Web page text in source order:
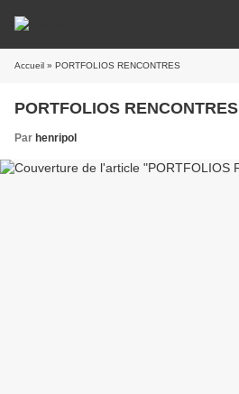
Accueil » PORTFOLIOS RENCONTRES
PORTFOLIOS RENCONTRES
Par henripol